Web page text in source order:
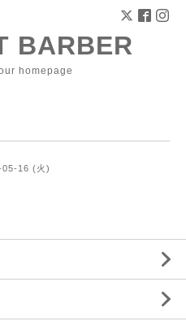
BARBER
homepage
16 (火)